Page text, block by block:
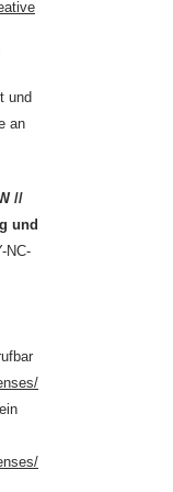
und
an
//
und
NC-